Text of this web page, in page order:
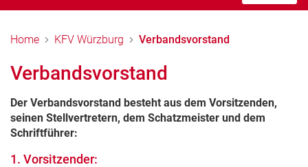
Home KFV Würzburg Verbandsvorstand
Verbandsvorstand
Der Verbandsvorstand besteht aus dem Vorsitzenden,
seinen Stellvertretern, dem Schatzmeister und dem
Schriftführer:
1. Vorsitzender: